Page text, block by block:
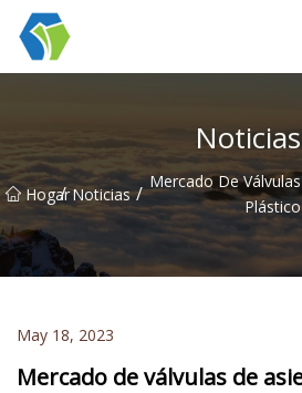
Grupo Co., Ltd de las soluciones
Noticias
Hogar
/ Noticias / Mercado De
May 18, 2023
Mercado de válvulas de